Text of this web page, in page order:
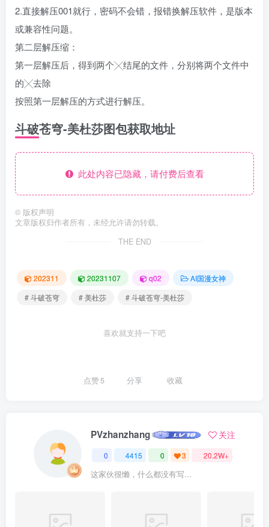
2.直接解压001就行，密码不会错，报错换解压软件，是版本
或兼容性问题。
第二层解压缩：
第一层解压后，得到两个╳结尾的文件，分别将两个文件中
的╳去除
按照第一层解压的方式进行解压。
斗破苍穹-美杜莎图包获取地址
此处内容已隐藏，请付费后查看
© 版权声明
文章版权归作者所有，未经允许请勿转载。
THE END
202311 20231107 q02
AI国漫女神
# 斗破苍穹
# 美杜莎 # 斗破苍穹-美杜莎
喜欢就支持一下吧
点赞5 分享 收藏
PVzhanzhang 关注
0 4415 0 3 20.2W+
这家伙很懒，什么都没有写...